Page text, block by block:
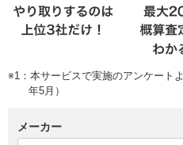
※1：本サービスで実施のアンケート
年5月）
メーカー